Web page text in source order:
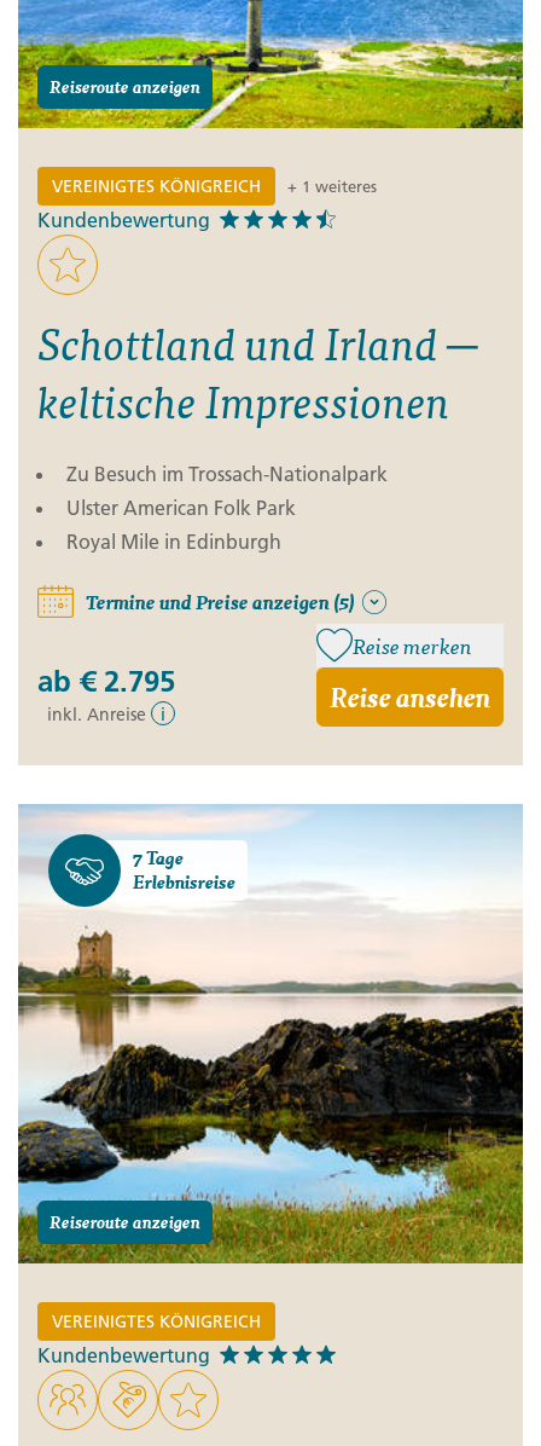
Reiseroute anzeigen
VEREINIGTES KÖNIGREICH + 1 weiteres
Kundenbewertung
Schottland und Irland ─
keltische Impressionen
Zu Besuch im Trossach-Nationalpark
Ulster American Folk Park
Royal Mile in Edinburgh
Termine und Preise anzeigen (5)
ab € 2.795
inkl. Anreise i
Reise merken
Reise ansehen
7 Tage
Erlebnisreise
Reiseroute anzeigen
VEREINIGTES KÖNIGREICH
Kundenbewertung